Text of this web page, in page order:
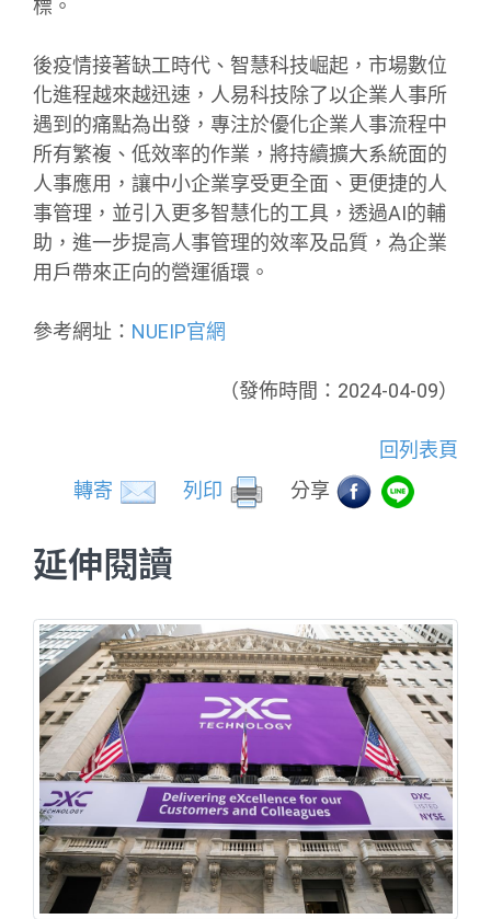
標。
後疫情接著缺工時代、智慧科技崛起，市場數位
化進程越來越迅速，人易科技除了以企業人事所
遇到的痛點為出發，專注於優化企業人事流程中
所有繁複、低效率的作業，將持續擴大系統面的
人事應用，讓中小企業享受更全面、更便捷的人
事管理，並引入更多智慧化的工具，透過AI的輔
助，進一步提高人事管理的效率及品質，為企業
用戶帶來正向的營運循環。
參考網址： NUEIP官網
（發佈時間：2024-04-09）
回列表頁
轉寄
列印 分享
延伸閱讀